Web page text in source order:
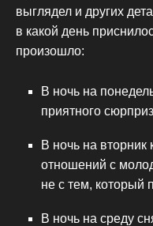
выглядел и других
в какой день
произошло:
В ночь на
приятного
В ночь на
отношений с
не с тем, который
В ночь на среду